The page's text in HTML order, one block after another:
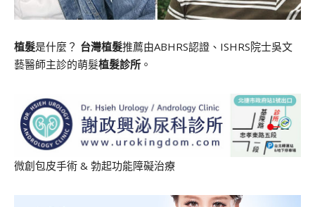
植髮是什麼？ 台灣植髮推薦由ABHRS認證、ISHRS院士吳文
藝醫師主診的萌髮植髮診所 。
微創包皮手術 & 勃起功能障礙治療